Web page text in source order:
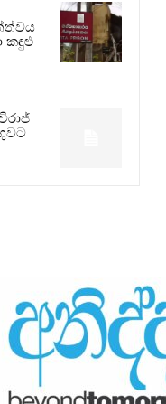
කඳුළු